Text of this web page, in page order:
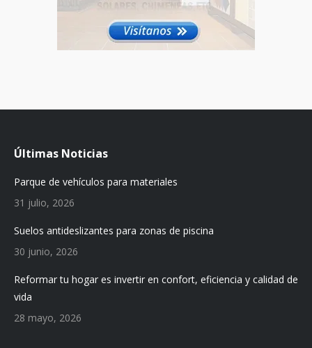
Últimas Noticias
Parque de vehículos para materiales
31 julio, 2026
Suelos antideslizantes para zonas de piscina
30 junio, 2026
Reformar tu hogar es invertir en confort, eficiencia y calidad de
vida
28 mayo, 2026